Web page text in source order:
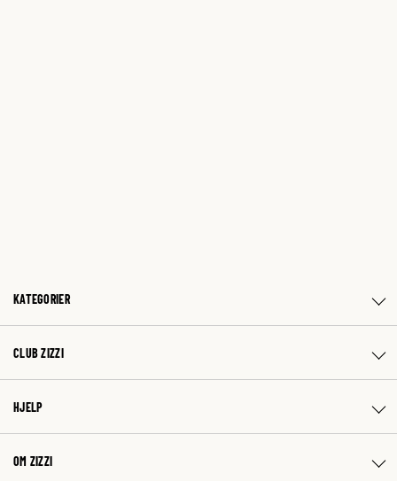
KATEGORIER
CLUB ZIZZI
HJELP
OM ZIZZI